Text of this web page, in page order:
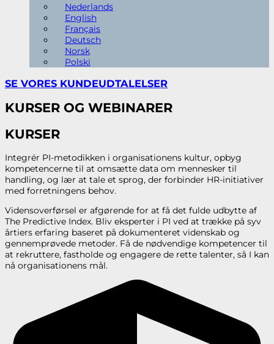
Nederlands
English
Français
Deutsch
Norsk
Polski
SE VORES KUNDEUDTALELSER
KURSER OG WEBINARER
KURSER
Integrér PI-metodikken i organisationens kultur, opbyg
kompetencerne til at omsætte data om mennesker til
handling, og lær at tale et sprog, der forbinder HR-initiativer
med forretningens behov.
Vidensoverførsel er afgørende for at få det fulde udbytte af
The Predictive Index. Bliv eksperter i PI ved at trække på syv
årtiers erfaring baseret på dokumenteret videnskab og
gennemprøvede metoder. Få de nødvendige kompetencer til
at rekruttere, fastholde og engagere de rette talenter, så I kan
nå organisationens mål.